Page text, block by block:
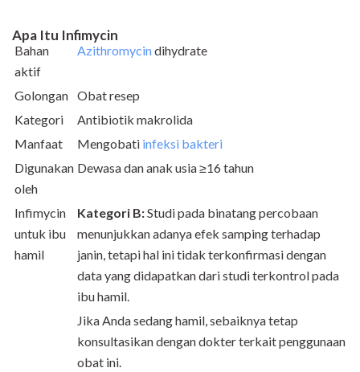
Apa Itu Infimycin
Bahan
aktif
Azithromycindihydrate
Golongan Obat resep
Kategori
Antibiotik makrolida
Manfaat
Mengobati infeksi bakteri
Digunakan
oleh
Dewasa dan anak usia ≥16 tahun
Infimycin
untuk ibu
hamil
Kategori B:Studi pada binatang percobaan
menunjukkan adanya efek samping terhadap
janin, tetapi hal ini tidak terkonfirmasi dengan
data yang didapatkan dari studi terkontrol pada
ibu hamil.
Jika Anda sedang hamil, sebaiknya tetap
konsultasikan dengan dokter terkait penggunaan
obat ini.